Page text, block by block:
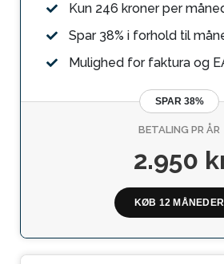
Kun 246 kroner per
Spar 38% i forhold til
Mulighed for faktura og
SPAR 38%
BETALING PR ÅR
2.950
KØB 12 MÅNEDER